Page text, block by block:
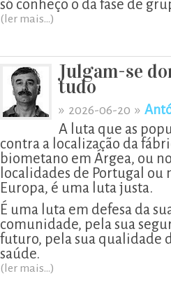
só conheço o da fase de
(ler mais...)
Julgam-se
tudo
» 2026-06-20 »
A luta que as
contra a localização da
biometano em Árgea, ou
localidades de Portugal ou
Europa, é uma luta justa.
É uma luta em defesa da
comunidade, pela sua
futuro, pela sua qualidade
saúde.
(ler mais...)